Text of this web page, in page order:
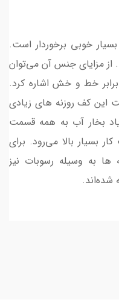
خوبی برخوردار است.
مزایای جنس آن می‌توان
خط و خش اشاره کرد.
کف روزنه های زیادی
بخار آب به همه قسمت
بسیار بالا می‌رود. برای
به وسیله رسوبات نیز